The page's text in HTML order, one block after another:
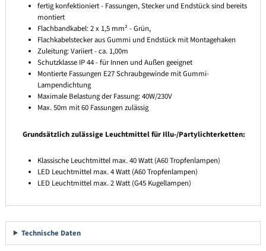
fertig konfektioniert - Fassungen, Stecker und Endstück sind bereits
montiert
Flachbandkabel: 2 x 1,5 mm² - Grün,
Flachkabelstecker aus Gummi und Endstück mit Montagehaken
Zuleitung: Variiert - ca. 1,00m
Schutzklasse IP 44 - für Innen und Außen geeignet
Montierte Fassungen E27 Schraubgewinde mit Gummi-
Lampendichtung
Maximale Belastung der Fassung: 40W/230V
Max. 50m mit 60 Fassungen zulässig
Grundsätzlich zulässige Leuchtmittel für Illu-/Partylichterketten:
Klassische Leuchtmittel max. 40 Watt (A60 Tropfenlampen)
LED Leuchtmittel max. 4 Watt (A60 Tropfenlampen)
LED Leuchtmittel max. 2 Watt (G45 Kugellampen)
Technische Daten